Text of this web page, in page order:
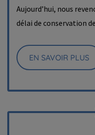
Aujourd’hui, nous
délai de conservation
EN SAVOIR PLUS